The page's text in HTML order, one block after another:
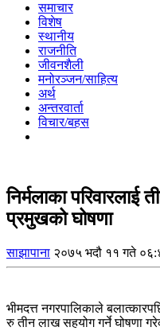
समाचार
विशेष
स्थानीय
राजनीति
जीवनशैली
मनोरञ्जन/साहित्य
अर्थ
अन्तरवार्ता
विचार/बहस
निर्मलाका
प्रमुखको घोषणा
साझापाना २०७५ भदौ ११ गते
भीमदत्त नगरपालिकाले
रु तीन लाख सहयोग गर्ने घोषणा